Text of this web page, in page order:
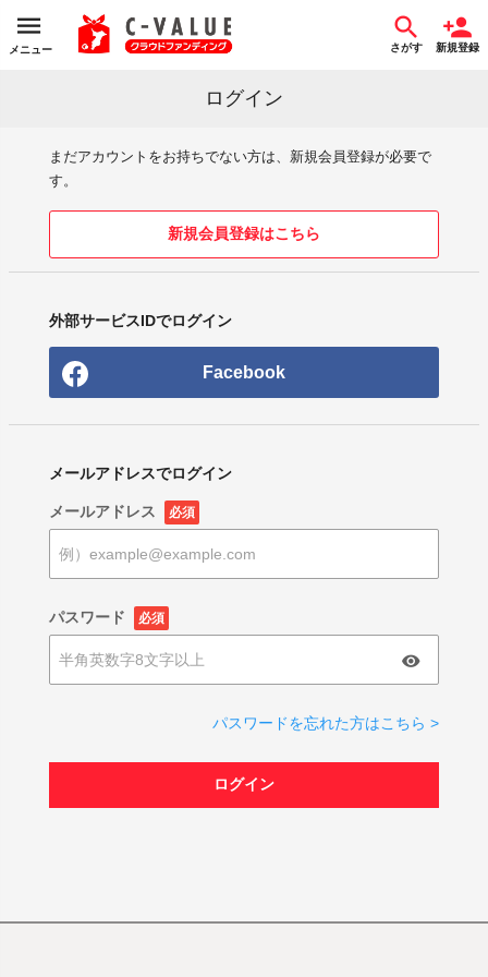
メニュー さがす 新規登録
ログイン
まだアカウントをお持ちでない方は、新規会員登録が必要で
す。
新規会員登録はこちら
外部サービスIDでログイン
Facebook
メールアドレスでログイン
メールアドレス 必須
パスワード 必須
パスワードを忘れた方はこちら >
ログイン